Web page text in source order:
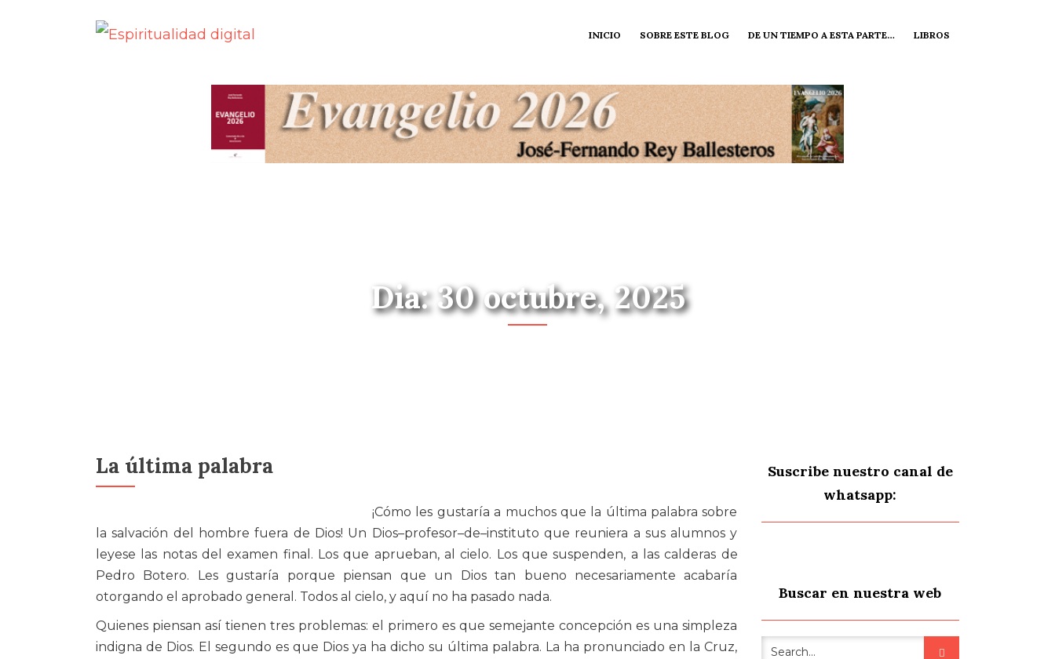
INICIO SOBRE ESTE BLOG DE UN TIEMPO A ESTA PARTE… LIBROS
Dia: 30 octubre, 2025
La última palabra
¡Cómo les gustaría a muchos que la última palabra sobre
la salvación del hombre fuera de Dios! Un Dios–profesor–de–instituto que reuniera a sus alumnos y
leyese las notas del examen final. Los que aprueban, al cielo. Los que suspenden, a las calderas de
Pedro Botero. Les gustaría porque piensan que un Dios tan bueno necesariamente acabaría
otorgando el aprobado general. Todos al cielo, y aquí no ha pasado nada.
Quienes piensan así tienen tres problemas: el primero es que semejante concepción es una simpleza
indigna de Dios. El segundo es que Dios ya ha dicho su última palabra. La ha pronunciado en la Cruz,
Suscribe nuestro canal de
whatsapp:
Buscar en nuestra web